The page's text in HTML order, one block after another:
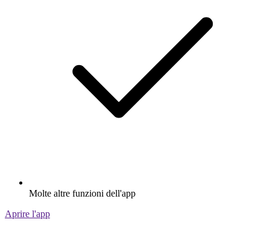
Molte altre funzioni dell'app
Aprire l'app